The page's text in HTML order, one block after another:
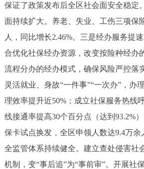
保证了政策发布后全区社会面安全稳定
面持续扩大。养老、失业、工伤三项保
人，同比增长2.46%。三是经办服务提
合优化社保经办资源，改变按险种经办
流程分办的经办模式，确保风险严控落
灵活就业、身故“一件事”“一次办”，办
理效率提升近50%；成立社保服务热线
线接通率提高30个百分点（达到93.2%
保卡试点换发，全区申领人数达9.4万
全监管体系持续健全。建立查处侵害社
机制，变“事后追”为“事前审”。开展社